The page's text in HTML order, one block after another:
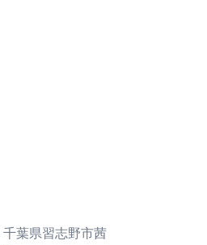
葉県習志野市茜